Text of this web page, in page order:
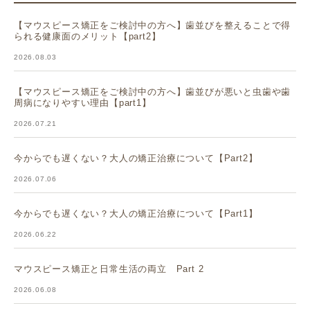
【マウスピース矯正をご検討中の方へ】歯並びを整えることで得
られる健康面のメリット【part2】
2026.08.03
【マウスピース矯正をご検討中の方へ】歯並びが悪いと虫歯や歯
周病になりやすい理由【part1】
2026.07.21
今からでも遅くない？大人の矯正治療について【Part2】
2026.07.06
今からでも遅くない？大人の矯正治療について【Part1】
2026.06.22
マウスピース矯正と日常生活の両立 Part 2
2026.06.08